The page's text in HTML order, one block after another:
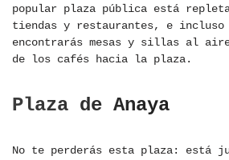
popular plaza pública está
tiendas y restaurantes, e incluso
encontrarás mesas y sillas al
de los cafés hacia la plaza.
Plaza de Anaya
No te perderás esta plaza: está